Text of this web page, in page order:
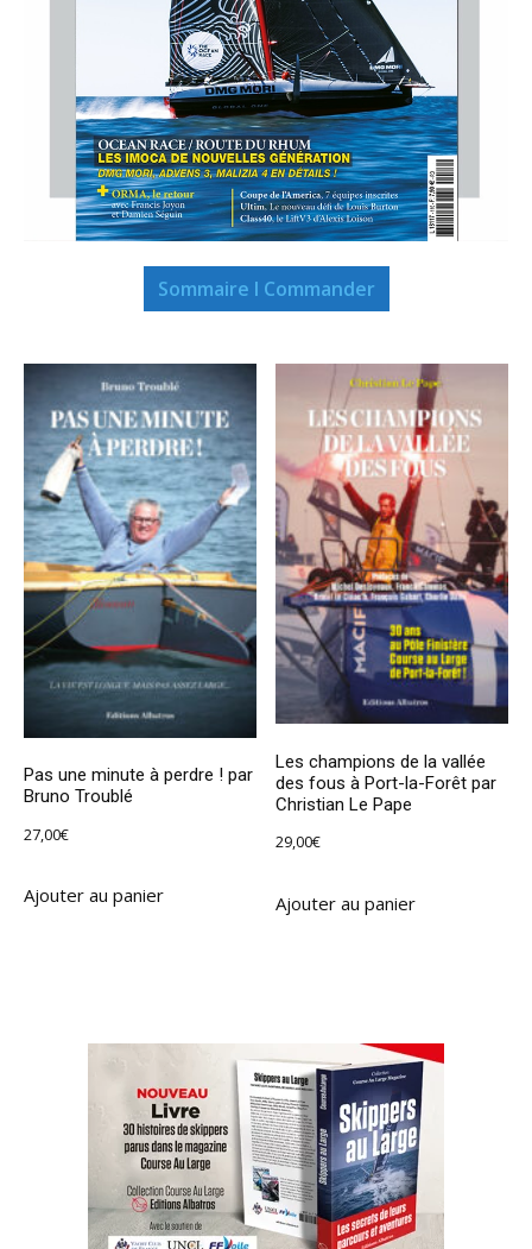
Sommaire I Commander
Pas une minute à perdre ! par
Bruno Troublé
27,00€
Ajouter au panier
Les champions de la vallée
des fous à Port-la-Forêt par
Christian Le Pape
29,00€
Ajouter au panier